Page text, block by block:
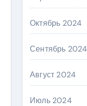
Октябрь 2024
Сентябрь 2024
Август 2024
Июль 2024